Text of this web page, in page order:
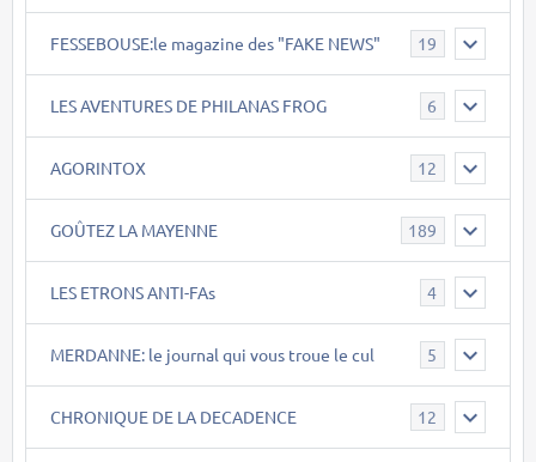
FESSEBOUSE:le magazine des "FAKE NEWS" 19
LES AVENTURES DE PHILANAS FROG 6
AGORINTOX 12
GOÛTEZ LA MAYENNE 189
LES ETRONS ANTI-FAs 4
MERDANNE: le journal qui vous troue le cul 5
CHRONIQUE DE LA DECADENCE 12